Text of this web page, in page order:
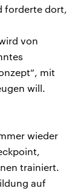
forderte dort,
von
mit
will.
wieder
trainiert.
auf